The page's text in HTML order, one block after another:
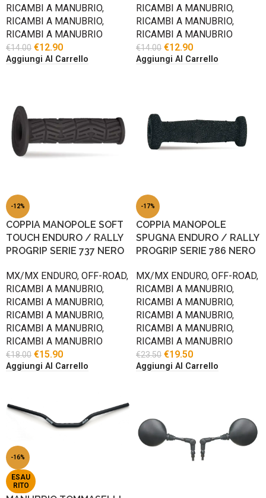
RICAMBI A MANUBRIO,
RICAMBI A MANUBRIO,
RICAMBI A MANUBRIO
€14.00 €12.90
Aggiungi Al Carrello
RICAMBI A MANUBRIO,
RICAMBI A MANUBRIO,
RICAMBI A MANUBRIO
€14.00 €12.90
Aggiungi Al Carrello
-12%
COPPIA MANOPOLE SOFT
TOUCH ENDURO / RALLY
PROGRIP SERIE 737 NERO
MX/MX ENDURO, OFF-ROAD,
RICAMBI A MANUBRIO,
RICAMBI A MANUBRIO,
RICAMBI A MANUBRIO,
RICAMBI A MANUBRIO,
RICAMBI A MANUBRIO
€18.00 €15.90
Aggiungi Al Carrello
-17%
COPPIA MANOPOLE
SPUGNA ENDURO / RALLY
PROGRIP SERIE 786 NERO
MX/MX ENDURO, OFF-ROAD,
RICAMBI A MANUBRIO,
RICAMBI A MANUBRIO,
RICAMBI A MANUBRIO,
RICAMBI A MANUBRIO,
RICAMBI A MANUBRIO
€23.50 €19.50
Aggiungi Al Carrello
-16%
ESAU
RITO